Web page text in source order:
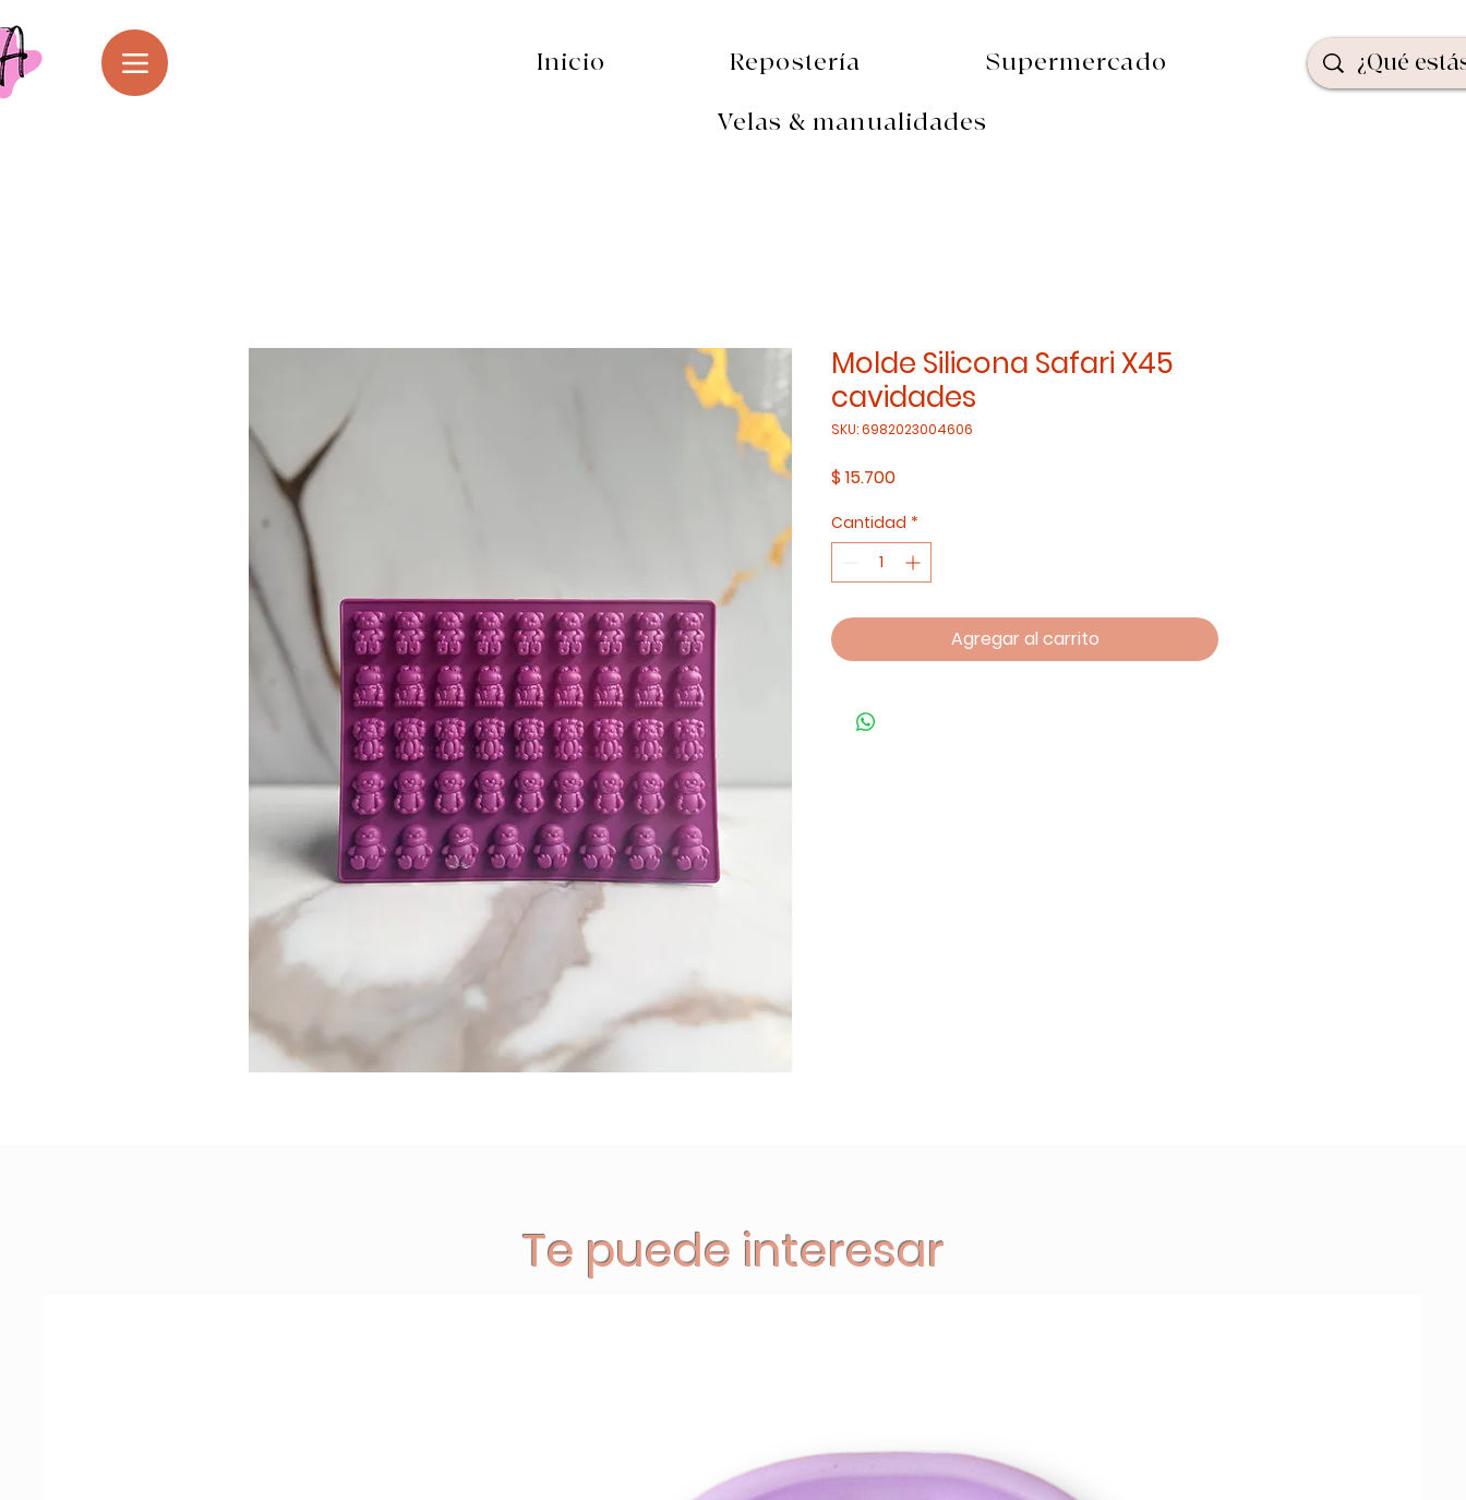
Inicio Repostería Supermercado
Velas & manualidades
Molde Silicona Safari X45
cavidades
SKU: 6982023004606
$ 15.700Precio
Cantidad *
Agregar al carrito
Te puede interesar